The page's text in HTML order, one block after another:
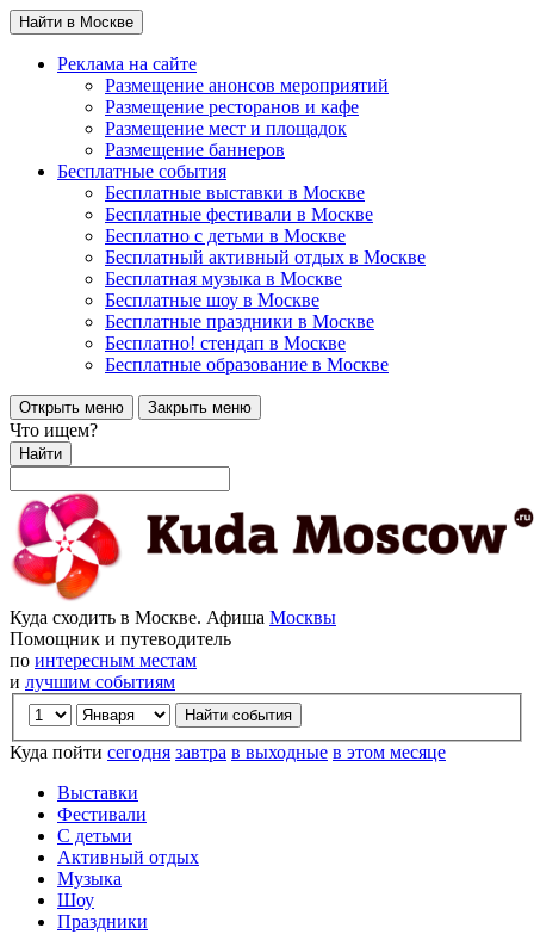
Найти в Москве
Реклама на сайте
Размещение анонсов мероприятий
Размещение ресторанов и кафе
Размещение мест и площадок
Размещение баннеров
Бесплатные события
Бесплатные выставки в Москве
Бесплатные фестивали в Москве
Бесплатно с детьми в Москве
Бесплатный активный отдых в Москве
Бесплатная музыка в Москве
Бесплатные шоу в Москве
Бесплатные праздники в Москве
Бесплатно! стендап в Москве
Бесплатные образование в Москве
Открыть меню Закрыть меню
Что ищем?
Найти
Куда сходить в Москве. Афиша Москвы
Помощник и путеводитель
по интересным местам
и лучшим событиям
Куда пойти сегодня завтра в выходные в этом месяце
Выставки
Фестивали
С детьми
Активный отдых
Музыка
Шоу
Праздники